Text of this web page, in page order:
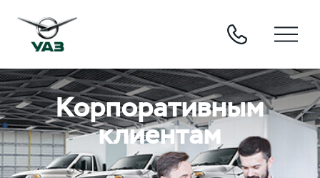
Корпоративным
клиентам